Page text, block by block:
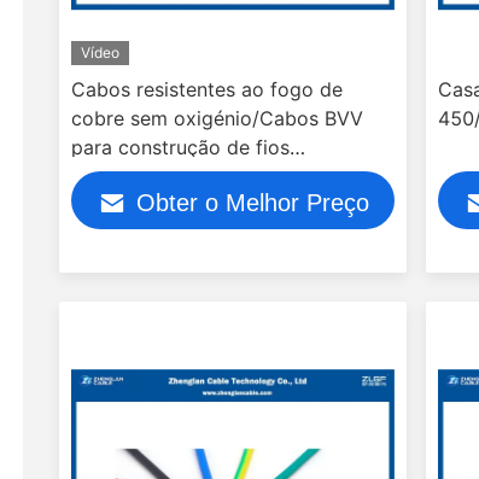
Vídeo
Cabos resistentes ao fogo de
cobre sem oxigénio/Cabos BVV
para construção de fios
elétricos/Tensão nominal: 450/750
V
Obter o Melhor Preço